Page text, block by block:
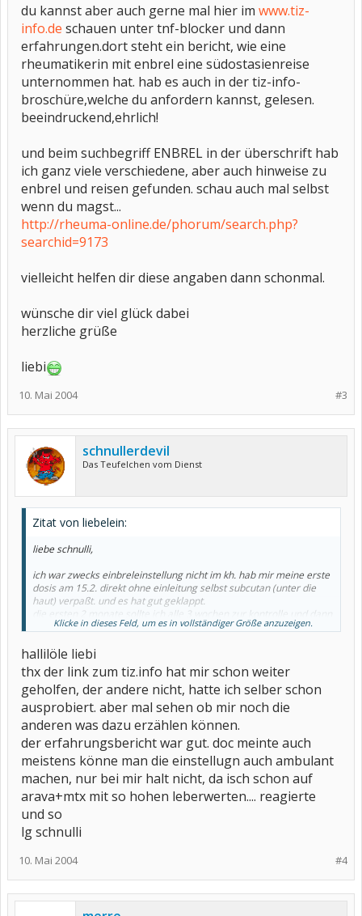
du kannst aber auch gerne mal hier im www.tiz-
info.de schauen unter tnf-blocker und dann
erfahrungen.dort steht ein bericht, wie eine
rheumatikerin mit enbrel eine südostasienreise
unternommen hat. hab es auch in der tiz-info-
broschüre,welche du anfordern kannst, gelesen.
beeindruckend,ehrlich!
und beim suchbegriff ENBREL in der überschrift hab
ich ganz viele verschiedene, aber auch hinweise zu
enbrel und reisen gefunden. schau auch mal selbst
wenn du magst...
http://rheuma-online.de/phorum/search.php?
searchid=9173
vielleicht helfen dir diese angaben dann schonmal.
wünsche dir viel glück dabei
herzliche grüße
liebi
#3
10. Mai 2004
schnullerdevil
Das Teufelchen vom Dienst
Zitat von liebelein:
liebe schnulli,
ich war zwecks einbreleinstellung nicht im kh. hab mir meine erste
dosis am 15.2. direkt ohne einleitung selbst subcutan (unter die
haut) verpaßt. und es hat gut geklappt.
die ersten 2 monate sollte ich alle 3 wochen zur kontrolle und dann
reichen auch alle 4 wochen.....
du kannst aber auch gerne mal hier im
unter tnf-blocker und dann erfahrungen.dort steht ein bericht, wie
eine rheumatikerin mit enbrel eine südostasienreise
unternommen hat. hab es auch in der tiz-info-broschüre,welche du
anfordern kannst, gelesen. beeindruckend,ehrlich!
und beim suchbegriff ENBREL in der überschrift hab ich ganz viele
verschiedene, aber auch hinweise zu enbrel und reisen gefunden.
schau auch mal selbst wenn du magst...
http://rheuma-online.de/phorum/search.php?searchid=9173
vielleicht helfen dir diese angaben dann schonmal.
wünsche dir viel glück dabei
herzliche grüße
liebi
Klicke in dieses Feld, um es in vollständiger Größe anzuzeigen.
hallilöle liebi
thx der link zum tiz.info hat mir schon weiter
geholfen, der andere nicht, hatte ich selber schon
ausprobiert. aber mal sehen ob mir noch die
anderen was dazu erzählen können.
der erfahrungsbericht war gut. doc meinte auch
meistens könne man die einstellugn auch ambulant
machen, nur bei mir halt nicht, da isch schon auf
arava+mtx mit so hohen leberwerten.... reagierte
und so
lg schnulli
#4
10. Mai 2004